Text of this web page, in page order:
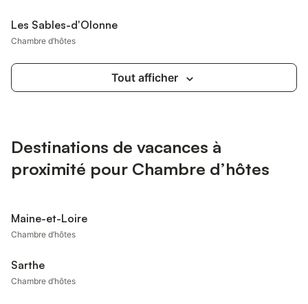
Les Sables-d'Olonne
Chambre d’hôtes
Tout afficher
Destinations de vacances à
proximité pour Chambre d’hôtes
Maine-et-Loire
Chambre d’hôtes
Sarthe
Chambre d’hôtes